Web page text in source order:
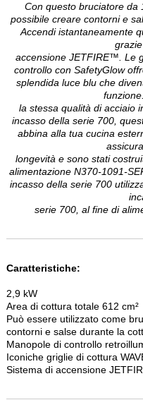
Con questo bruciatore da
possibile creare contorni e
Accendi istantaneamente
accensione JETFIRE™. Le
controllo con SafetyGlow
splendida luce blu che
la stessa qualità di acciaio
incasso della serie 700,
abbina alla tua cucina
longevità e sono stati
alimentazione N370-1091-
incasso della serie 700
serie 700, al fine di
Caratteristiche:
2,9 kW
Area di cottura totale 612 cm²
Può essere utilizzato come
contorni e salse durante la
Manopole di controllo
Iconiche griglie di cottura
Sistema di accensione